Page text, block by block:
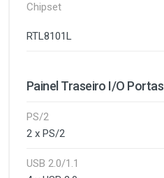
Chipset
RTL8101L
Painel Traseiro I/O Portas
PS/2
2 x PS/2
USB 2.0/1.1